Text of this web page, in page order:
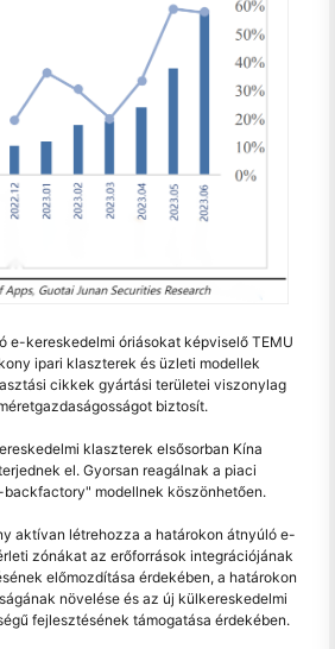
e-kereskedelmi óriásokat képviselő TEMU
ipari klaszterek és üzleti modellek
cikkek gyártási területei viszonylag
biztosít.
klaszterek elsősorban Kína
el. Gyorsan reagálnak a piaci
modellnek köszönhetően.
aktívan létrehozza a határokon átnyúló e-
zónákat az erőforrások integrációjának
előmozdítása érdekében, a határokon
növelése és az új külkereskedelmi
fejlesztésének támogatása érdekében.